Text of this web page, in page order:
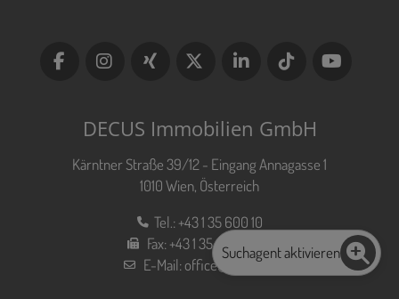
DECUS Immobilien GmbH
Kärntner Straße 39/12 - Eingang Annagasse 1
1010 Wien, Österreich
Tel.:+43 1 35 600 10
Fax:+43 1 35 600 10 80
E-Mail:office@decus.at
Suchagent aktivieren